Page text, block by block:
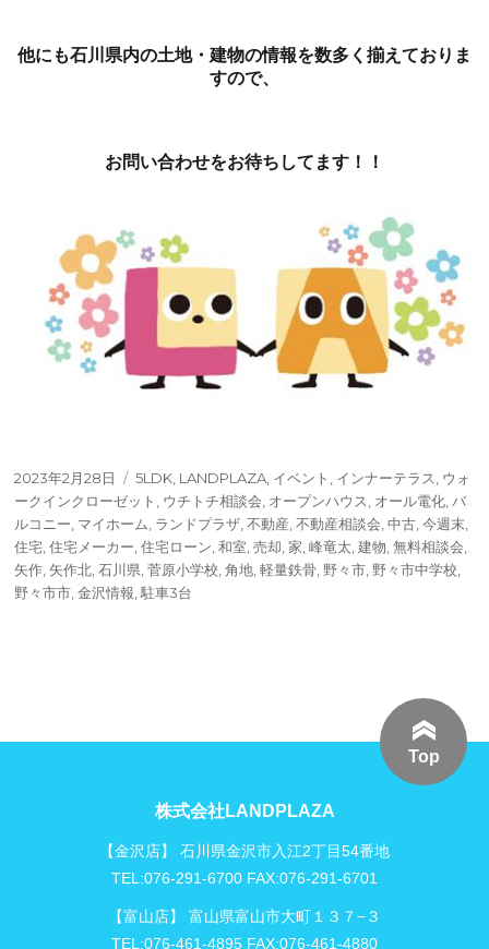
他にも石川県内の土地・建物の情報を数多く揃えておりま
すので、
お問い合わせをお待ちしてます！！
投
稿
日:
2023年2月28日
タ
グ
5LDK LANDPLAZA イベント インナーテラス ウォ
ークインクローゼット
ウチトチ相談会 オープンハウス オール電化 バ
ルコニー マイホーム ランドプラザ ,不動産 ,不動産相談会 ,中古 ,今週末
住宅 ,住宅メーカー ,住宅ローン ,和室 ,売却 ,家 ,峰竜太 ,建物 ,無料相談会
矢作 矢作北 ,石川県 ,菅原小学校 ,角地 ,軽量鉄骨 野々市 野々市中学校
野々市市 ,金沢情報 ,駐車3台
Top
株式会社LANDPLAZA
【金沢店】 石川県金沢市入江2丁目54番地
TEL:076-291-6700 FAX:076-291-6701
【富山店】 富山県富山市大町１３７−３
TEL:076-461-4895 FAX:076-461-4880